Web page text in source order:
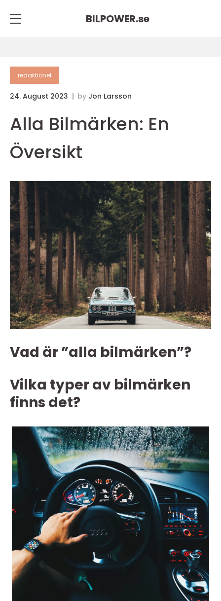
BILPOWER.se
redaktionel
24. August 2023 by Jon Larsson
Alla Bilmärken: En
Översikt
Vad är ”alla bilmärken”?
Vilka typer av bilmärken
finns det?